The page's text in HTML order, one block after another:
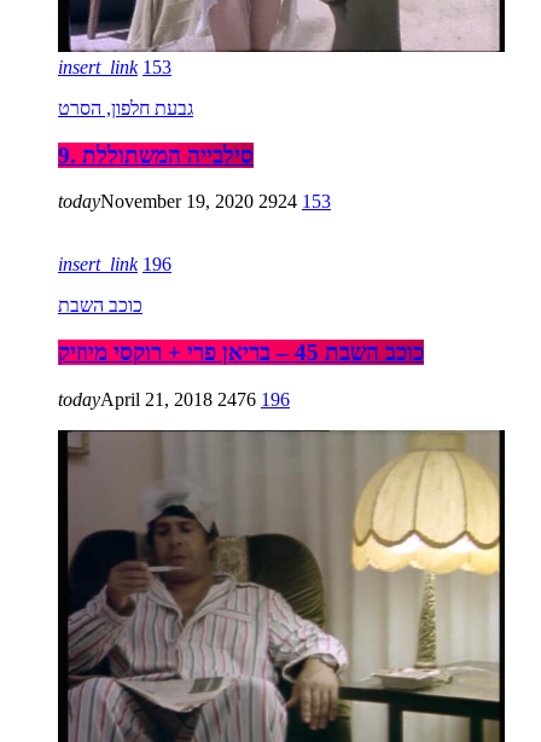
insert_link 153
גבעת חלפון, הסרט
9. סילבייה המשתוללת
todayNovember 19, 2020 2924 153
insert_link 196
כוכב השבת
כוכב השבת 45 – בריאן פרי + רוקסי מיוזיק
todayApril 21, 2018 2476 196